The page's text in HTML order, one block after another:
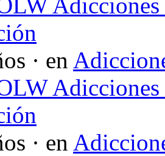
· en
· en